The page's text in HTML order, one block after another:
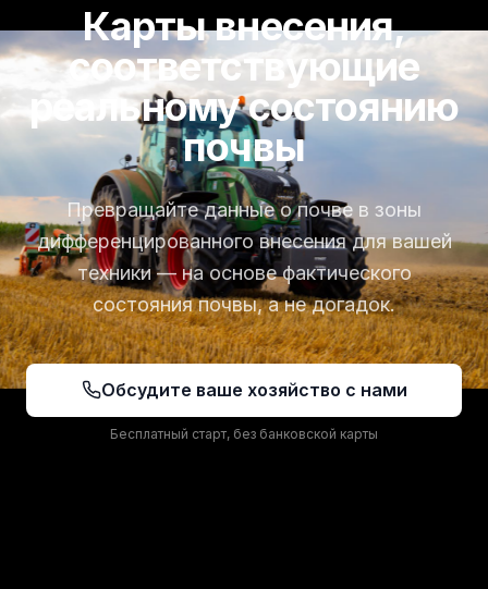
Карты внесения,
соответствующие
реальному состоянию
почвы
Превращайте данные о почве в зоны
дифференцированного внесения для вашей
техники — на основе фактического
состояния почвы, а не догадок.
Обсудите ваше хозяйство с нами
Бесплатный старт, без банковской карты